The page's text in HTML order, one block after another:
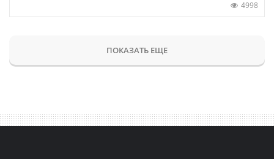
4998
ПОКАЗАТЬ ЕЩЕ